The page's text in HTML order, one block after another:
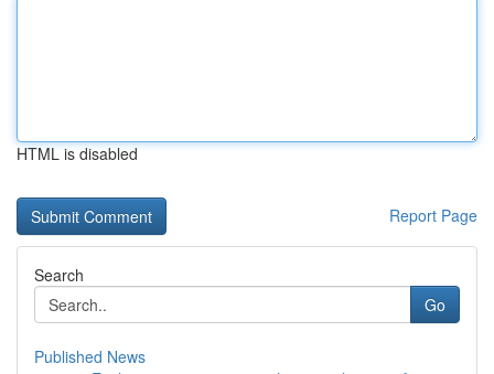
HTML is disabled
Report Page
Search
Go
Published News